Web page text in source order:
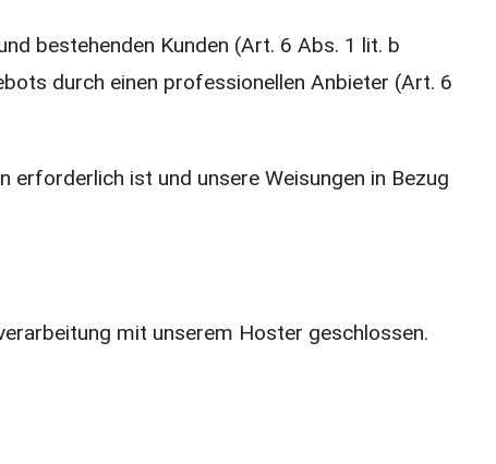
bestehenden Kunden (Art. 6 Abs. 1 lit. b
durch einen professionellen Anbieter (Art. 6
ist und unsere Weisungen in Bezug
mit unserem Hoster geschlossen.